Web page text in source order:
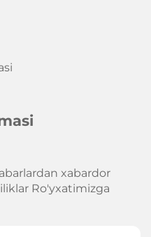
xabardor
Ro'yxatimizga